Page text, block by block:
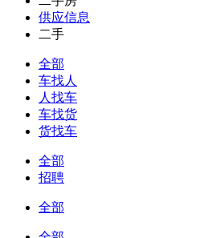
供应信息
二手
全部
车找人
人找车
车找货
货找车
全部
招聘
全部